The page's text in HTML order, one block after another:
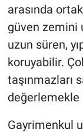
arasında
güven zemini
uzun süren,
koruyabilir.
taşınmazları
değerlemekle
Gayrimenkul